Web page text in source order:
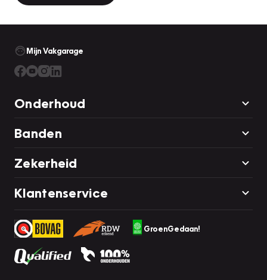
Mijn Vakgarage
Onderhoud
Banden
Zekerheid
Klantenservice
GroenGedaan!